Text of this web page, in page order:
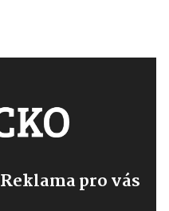
Reklama pro vás